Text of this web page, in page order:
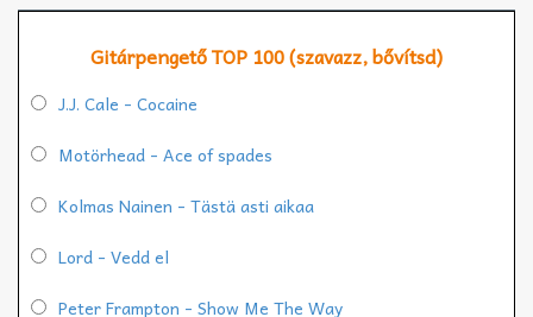
Gitárpengető TOP 100 (szavazz, bővítsd)
J.J. Cale - Cocaine
Motörhead - Ace of spades
Kolmas Nainen - Tästä asti aikaa
Lord - Vedd el
Peter Frampton - Show Me The Way